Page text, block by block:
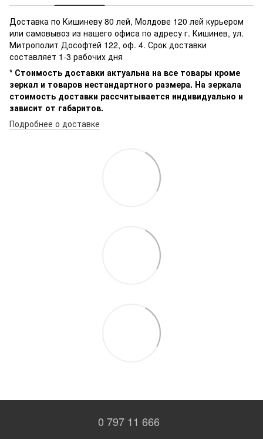
Доставка по Кишиневу 80 лей, Молдове 120 лей курьером
или самовывоз из нашего офиса по адресу г. Кишинев, ул.
Митрополит Дософтей 122, оф. 4. Срок доставки
составляет 1-3 рабочих дня
* Стоимость доставки актуальна на все товары кроме
зеркал и товаров нестандартного размера. На зеркала
стоимость доставки рассчитывается индивидуально и
зависит от габаритов.
Подробнее о доставке
0 797 11 666